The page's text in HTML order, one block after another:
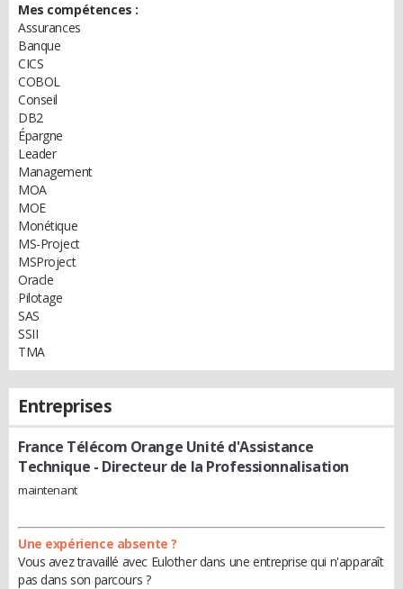
Mes compétences :
Assurances
Banque
CICS
COBOL
Conseil
DB2
Épargne
Leader
Management
MOA
MOE
Monétique
MS-Project
MSProject
Oracle
Pilotage
SAS
SSII
TMA
Entreprises
France Télécom Orange Unité d'Assistance
Technique - Directeur de la Professionnalisation
maintenant
Une expérience absente ?
Vous avez travaillé avec Eulother dans une entreprise qui n'apparaît
pas dans son parcours ?